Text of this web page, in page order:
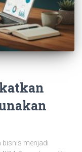
bisnis menjadi